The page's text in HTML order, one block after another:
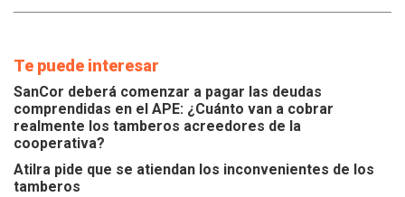
Te puede interesar
SanCor deberá comenzar a pagar las deudas
comprendidas en el APE: ¿Cuánto van a cobrar
realmente los tamberos acreedores de la
cooperativa?
Atilra pide que se atiendan los inconvenientes de los
tamberos